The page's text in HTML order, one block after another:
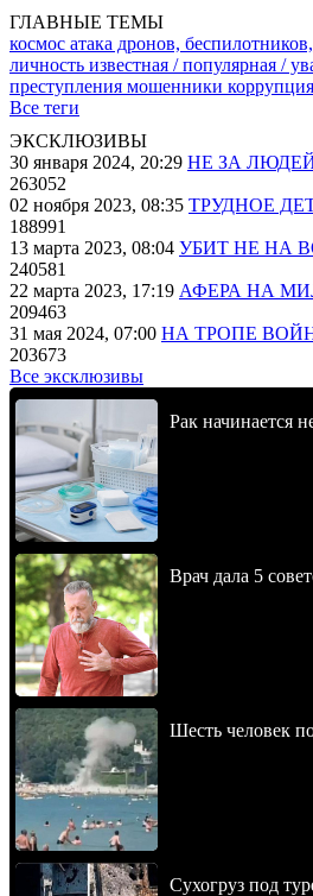
ГЛАВНЫЕ ТЕМЫ
космос атака дронов,
личность известная / популярная /
преступления мошенники коррупция
Все теги
ЭКСКЛЮЗИВЫ
30 января 2024, 20:29 НЕ ЗА
263052
02 ноября 2023, 08:35 ТРУДНОЕ
188991
13 марта 2023, 08:04 УБИТ НЕ НА
240581
22 марта 2023, 17:19 АФЕРА НА
209463
31 мая 2024, 07:00 НА ТРОПЕ
203673
Все эксклюзивы
Рак начинается
Врач дала 5
Шесть человек
Сухогруз под